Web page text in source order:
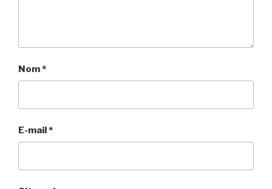
Nom*
E-mail*